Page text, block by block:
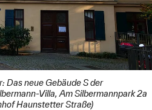
Das neue Gebäude S der
Villa, Am Silbermannpark 2a
Haunstetter Straße)